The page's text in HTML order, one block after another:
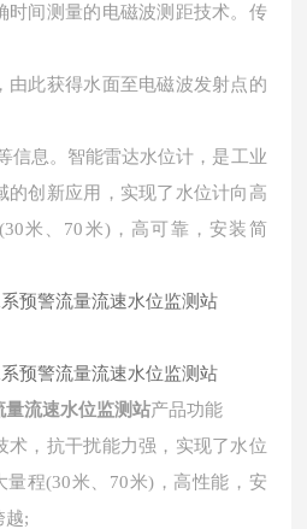
时间测量的电磁波测距技术。传
由此获得水面至电磁波发射点的
信息。智能雷达水位计，是工业
的创新应用，实现了水位计向高
米、70米)，高可靠，安装简
量流速水位监测站产品功能
术，抗干扰能力强，实现了水位
程(30米、70米)，高性能，安
越;